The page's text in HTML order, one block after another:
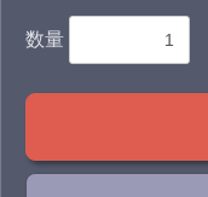
数量